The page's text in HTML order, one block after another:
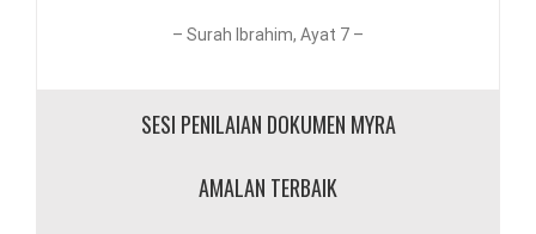
– Surah Ibrahim, Ayat 7 –
SESI PENILAIAN DOKUMEN MYRA
AMALAN TERBAIK